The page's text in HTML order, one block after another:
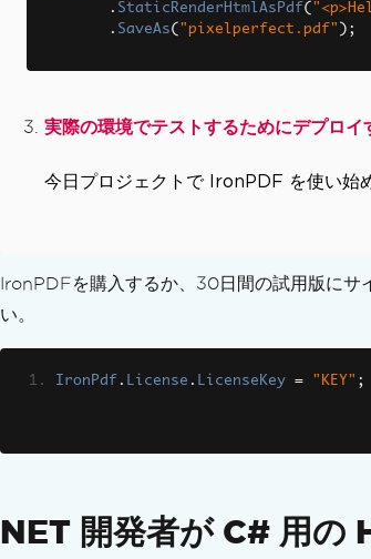
プロキシの構成
カスタマイズされたPDF変換
カスタム余白の設定
PDFレイアウトを改善
PDFを編集
PDF DOMオブジェクト
PDFドキュメントの保存と
テキストと画像を抽出
テキストおよび領域の修正
. StaticRenderHtmlAsPdf(
. SaveAs( "pixelperfect.pdf" );
実際の環境でテストするためにデプロイ
今日プロジェクトで IronPDF を使い始
IronPDFを購入するか、30日間の試用版にサ
い。
IronPdf . License . LicenseKey = "KEY" ;
NET 開発者が C# 用の